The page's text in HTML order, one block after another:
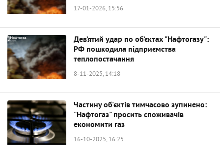
17-01-2026, 15:56
Дев’ятий удар по об’єктах "Нафтогазу":
РФ пошкодила підприємства
теплопостачання
8-11-2025, 14:18
Частину об'єктів тимчасово зупинено:
"Нафтогаз" просить споживачів
економити газ
16-10-2025, 16:25